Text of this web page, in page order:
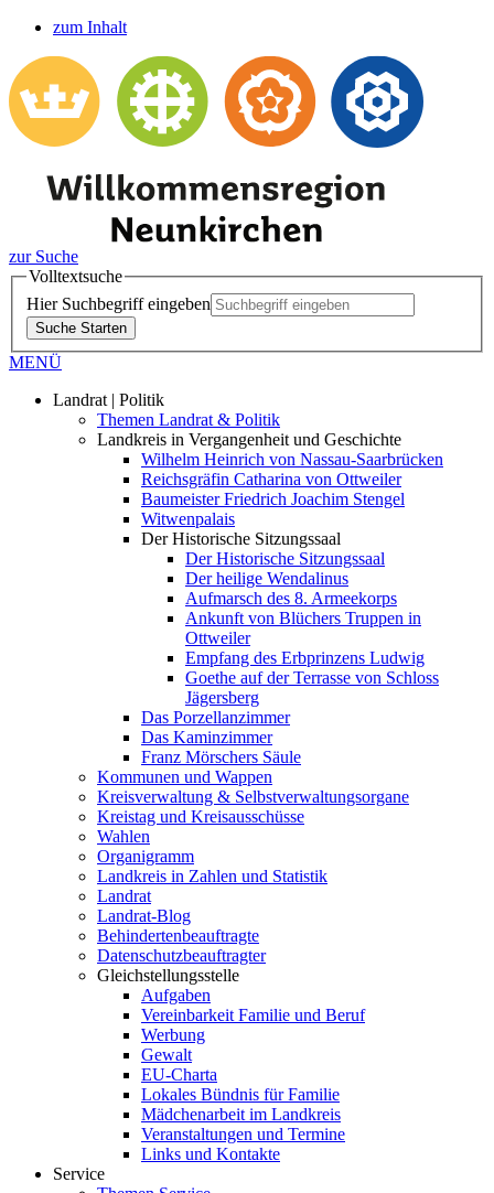
zum Inhalt
zur Suche
Volltextsuche
Hier Suchbegriff eingeben
Suche Starten
MENÜ
Landrat | Politik
Themen Landrat & Politik
Landkreis in Vergangenheit und Geschichte
Wilhelm Heinrich von Nassau-Saarbrücken
Reichsgräfin Catharina von Ottweiler
Baumeister Friedrich Joachim Stengel
Witwenpalais
Der Historische Sitzungssaal
Der Historische Sitzungssaal
Der heilige Wendalinus
Aufmarsch des 8. Armeekorps
Ankunft von Blüchers Truppen in
Ottweiler
Empfang des Erbprinzens Ludwig
Goethe auf der Terrasse von Schloss
Jägersberg
Das Porzellanzimmer
Das Kaminzimmer
Franz Mörschers Säule
Kommunen und Wappen
Kreisverwaltung & Selbstverwaltungsorgane
Kreistag und Kreisausschüsse
Wahlen
Organigramm
Landkreis in Zahlen und Statistik
Landrat
Landrat-Blog
Behindertenbeauftragte
Datenschutzbeauftragter
Gleichstellungsstelle
Aufgaben
Vereinbarkeit Familie und Beruf
Werbung
Gewalt
EU-Charta
Lokales Bündnis für Familie
Mädchenarbeit im Landkreis
Veranstaltungen und Termine
Links und Kontakte
Service